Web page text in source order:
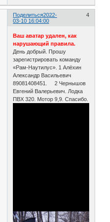
Поделиться 4
2022-
03-10 16:04:00
Ваш аватар удален, как
нарушающий правила.
День добрый. Прошу
зарегистрировать команду
«Рам-Наутилус». 1 Алёхин
Александр Васильевич
89081408451. 2 Чернышов
Евгений Валерьевич. Лодка
ПВХ 320. Мотор 9,9. Спасибо.